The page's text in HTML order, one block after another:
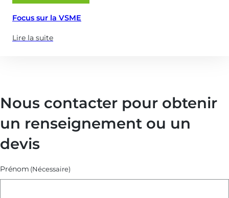
le
Focus sur la VSME
Lire la suite
(à
sur
VSME)
Nous contacter pour obtenir
un renseignement ou un
devis
Prénom (Nécessaire)